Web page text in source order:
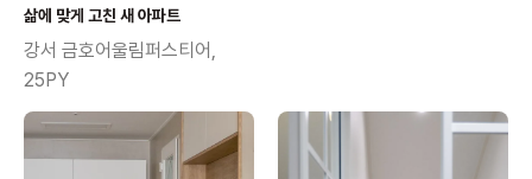
삶에 맞게 고친 새 아파트
강서 금호어울림퍼스티어,
25PY